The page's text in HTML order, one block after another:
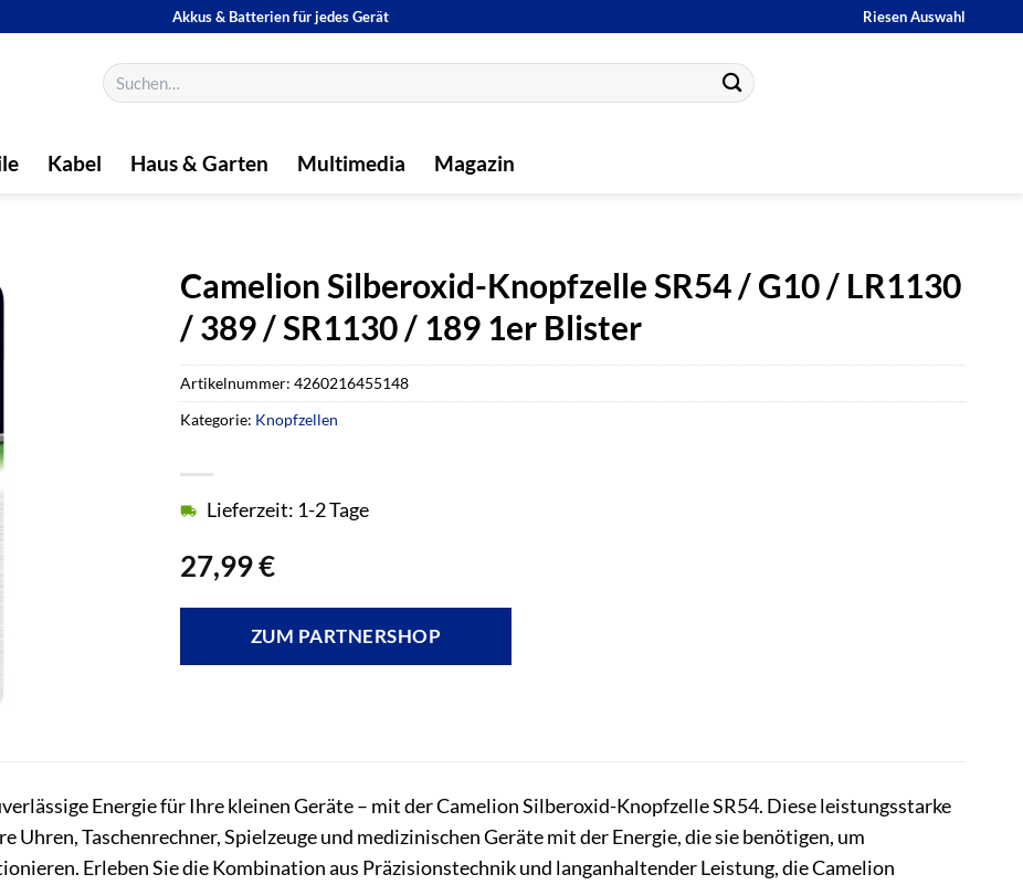
Akkus & Batterien für jedes Gerät Riesen Auswahl
Suchen
nach:
Kabel Haus & Garten Multimedia Magazin
Camelion Silberoxid-Knopfzelle SR54 / G10 / LR1130
/ 389 / SR1130 / 189 1er Blister
27,99€
Lieferzeit: 1-2 Tage
ZUM PARTNERSHOP
Artikelnummer:4260216455148
Kategorie: Knopfzellen
Energie für Ihre kleinen Geräte – mit der Camelion Silberoxid-Knopfzelle SR54. Diese leistungsstarke
Uhren, Taschenrechner, Spielzeuge und medizinischen Geräte mit der Energie, die sie benötigen, um
Erleben Sie die Kombination aus Präzisionstechnik und langanhaltender Leistung, die Camelion